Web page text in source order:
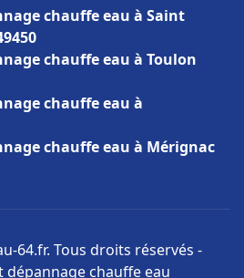
chauffe eau à Saint
chauffe eau à Toulon
chauffe eau à
chauffe eau à Mérignac
64.fr. Tous droits réservés -
dépannage chauffe eau